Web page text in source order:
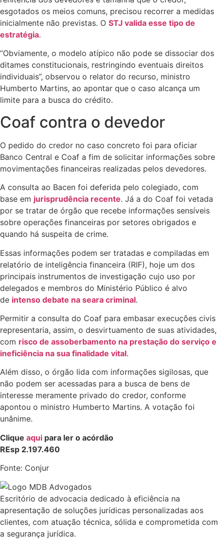
esgotados os meios comuns, precisou recorrer a medidas
inicialmente não previstas. O STJ valida esse tipo de
estratégia.
“Obviamente, o modelo atípico não pode se dissociar dos
ditames constitucionais, restringindo eventuais direitos
individuais”, observou o relator do recurso, ministro
Humberto Martins, ao apontar que o caso alcança um
limite para a busca do crédito.
Coaf contra o devedor
O pedido do credor no caso concreto foi para oficiar
Banco Central e Coaf a fim de solicitar informações sobre
movimentações financeiras realizadas pelos devedores.
A consulta ao Bacen foi deferida pelo colegiado, com
base em jurisprudência recente. Já a do Coaf foi vetada
por se tratar de órgão que recebe informações sensíveis
sobre operações financeiras por setores obrigados e
quando há suspeita de crime.
Essas informações podem ser tratadas e compiladas em
relatório de inteligência financeira (RIF), hoje um dos
principais instrumentos de investigação cujo uso por
delegados e membros do Ministério Público é alvo
de intenso debate na seara criminal.
Permitir a consulta do Coaf para embasar execuções civis
representaria, assim, o desvirtuamento de suas atividades,
com risco de assoberbamento na prestação do serviço e
ineficiência na sua finalidade vital.
Além disso, o órgão lida com informações sigilosas, que
não podem ser acessadas para a busca de bens de
interesse meramente privado do credor, conforme
apontou o ministro Humberto Martins. A votação foi
unânime.
Clique aqui para ler o acórdão
REsp 2.197.460
Fonte: Conjur
Escritório de advocacia dedicado à eficiência na
apresentação de soluções jurídicas personalizadas aos
clientes, com atuação técnica, sólida e comprometida com
a segurança jurídica.